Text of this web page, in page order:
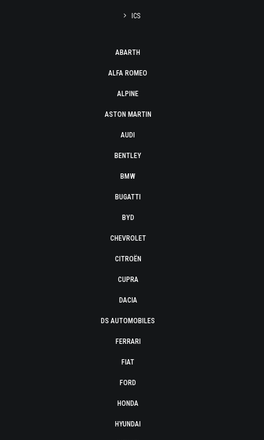
ICS
ABARTH
ALFA ROMEO
ALPINE
ASTON MARTIN
AUDI
BENTLEY
BMW
BUGATTI
BYD
CHEVROLET
CITROËN
CUPRA
DACIA
DS AUTOMOBILES
FERRARI
FIAT
FORD
HONDA
HYUNDAI